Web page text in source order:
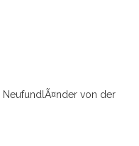
NeufundlÃ¤nder von der